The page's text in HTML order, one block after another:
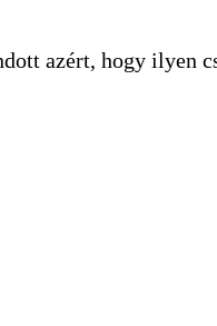
azért, hogy ilyen